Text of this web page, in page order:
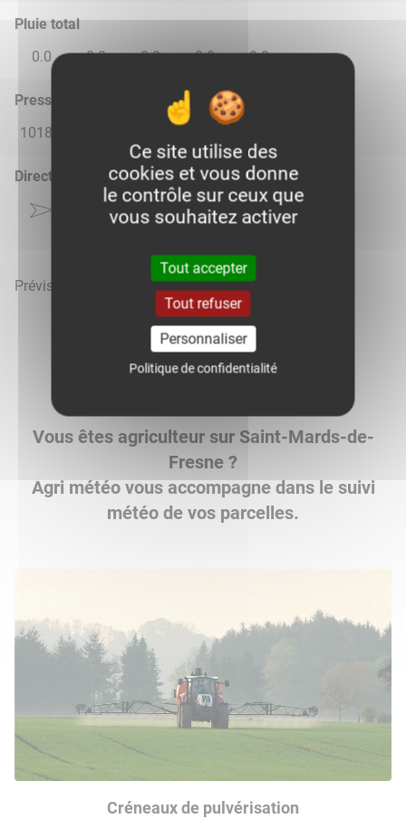
Pluie total
0.0
0.0 0.0 0.0 0.0
Pression atmosphérique (hPa)
1018.0
Direction du vent
Prévisions météo mises à jour le 8 août 2026 à 05h
Voir la météo heure par heure
Vous êtes agriculteur sur Saint-Mards-de-
Fresne ?
Agri météo vous accompagne dans le suivi
météo de vos parcelles.
Créneaux de pulvérisation
Ce site utilise des
cookies et vous donne
le contrôle sur ceux que
vous souhaitez activer
Tout accepter
Tout refuser
Personnaliser
Politique de confidentialité